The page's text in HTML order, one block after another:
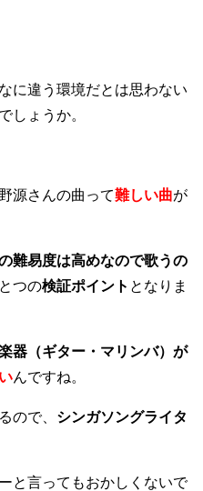
に違う環境だとは思わない
しょうか。
源さんの曲って難しい曲が
難易度は高めなので歌うの
つの検証ポイント となりま
器（ギター・マリンバ）が
んですね。
ので、 シンガソングライタ
と言ってもおかしくないで